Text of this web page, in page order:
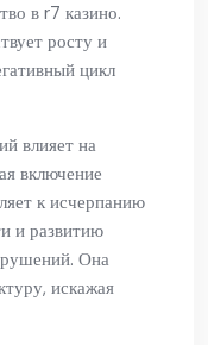
в r7 казино.
росту и
цикл
влияет на
включение
к исчерпанию
и развитию
Она
искажая